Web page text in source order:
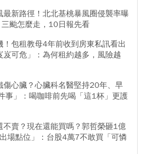
最新路徑！北北基桃暴風圈侵襲率曝
颱怎麼走，10日報先看
！包租教母4年前收到房東私訊看出
岌可危」：為何租約越多，風險越
傷心臟？心臟科名醫堅持20年、早
事」：喝咖啡前先喝「這1杯」更護
賣？現在還能買嗎？郭哲榮砸1億
場點位」：台股4萬7不敢買「可憐